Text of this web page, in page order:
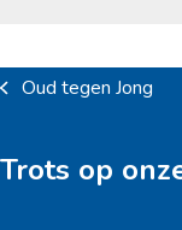
previous
Oud tegen Jong
Trots op